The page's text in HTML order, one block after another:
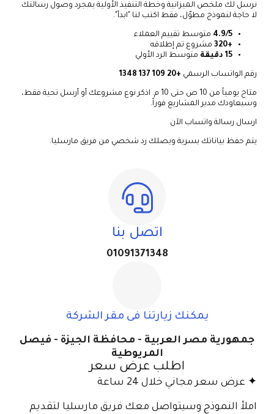
نرسل لك ملخص الميزانية وخطة التنفيذ الأولية بمجرد وصول رسالتك.
لا حاجة لنموذج مطوّل، فقط اكتب لنا "ابدأ".
4.9/5 متوسط تقييم العملاء
+320
مشروع تم إطلاقه
15 دقيقة
متوسط الرد الأولي
رقم الواتساب الرسمي +20 109 137 1348
متاح يومياً من 10 ص حتى 10 م. اذكر نوع مشروعك أو أرسل تحية فقط،
وسيعاودك مدير المشاريع فوراً.
ارسال رسالة واتساب الآن
يتم حفظ بياناتك بسرية ويصلك رد شخصي من فريق مارسليا.
اتصل بنا
01091371348
يمكنك زيارتنا فى مقر الشركة
جمهورية مصر العربية - محافظة الجيزة - فيصل
المريوطية
اطلب عرض سعر
✦ عرض سعر مجاني خلال 24 ساعة
املأ النموذج وسيتواصل معك فريق مارسليا لتقديم